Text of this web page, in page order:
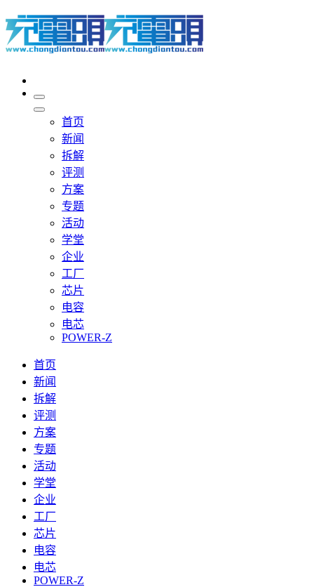
首页
新闻
拆解
评测
方案
专题
活动
学堂
企业
工厂
芯片
电容
电芯
POWER-Z
首页
新闻
拆解
评测
方案
专题
活动
学堂
企业
工厂
芯片
电容
电芯
POWER-Z